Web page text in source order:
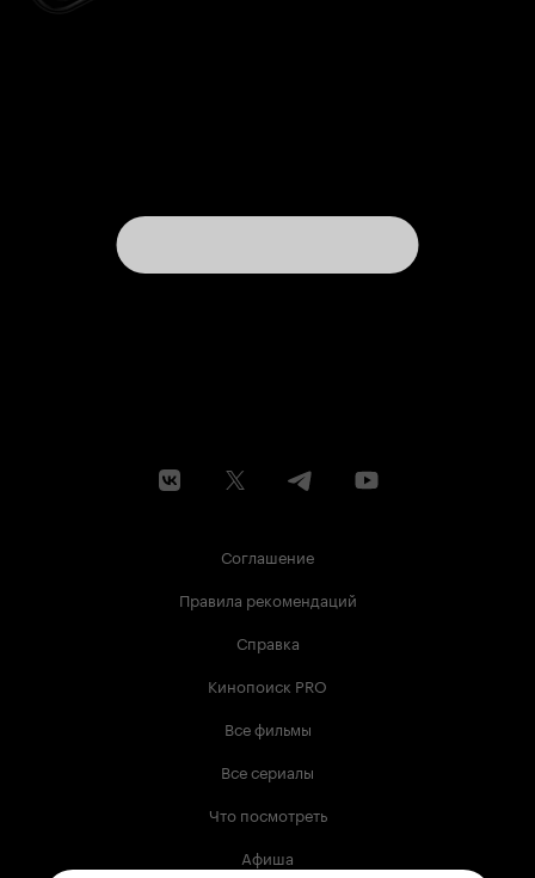
Соглашение
Правила рекомендаций
Справка
Кинопоиск PRO
Все фильмы
Все сериалы
Что посмотреть
Афиша